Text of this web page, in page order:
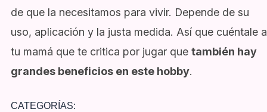
de que la necesitamos para vivir. Depende de su
uso, aplicación y la justa medida. Así que cuéntale a
tu mamá que te critica por jugar que también hay
grandes beneficios en este hobby.
CATEGORÍAS: